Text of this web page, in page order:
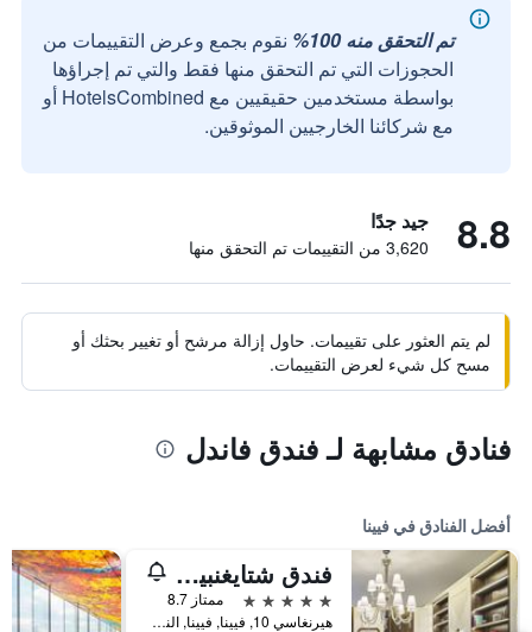
تم التحقق منه 100%
نقوم بجمع وعرض التقييمات من
الحجوزات التي تم التحقق منها فقط والتي تم إجراؤها
بواسطة مستخدمين حقيقيين مع HotelsCombined أو
مع شركائنا الخارجيين الموثوقين.
8.8 جيد جدًا
3,620 من التقييمات تم التحقق منها
لم يتم العثور على تقييمات. حاول إزالة مرشح أو تغيير بحثك أو
مسح كل شيء لعرض التقييمات.
فنادق مشابهة لـ فندق فاندل
أفضل الفنادق في فيينا
فندق شتايغنبيرغر هيرنهوف
5 نجوم
ممتاز 8.7
هيرنغاسي 10, فيينا, فيينا, النمسا